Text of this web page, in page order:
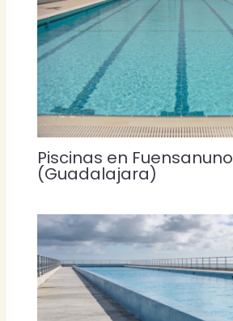
Piscinas en Fuensanuno
(Guadalajara)